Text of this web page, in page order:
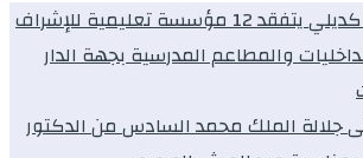
الدكتور نوفل كديلي يتفقد 12 مؤسسة تعليمية للإشراف
والمطاعم المدرسية بجهة الدار
جلالة الملك محمد السادس من الدكتور